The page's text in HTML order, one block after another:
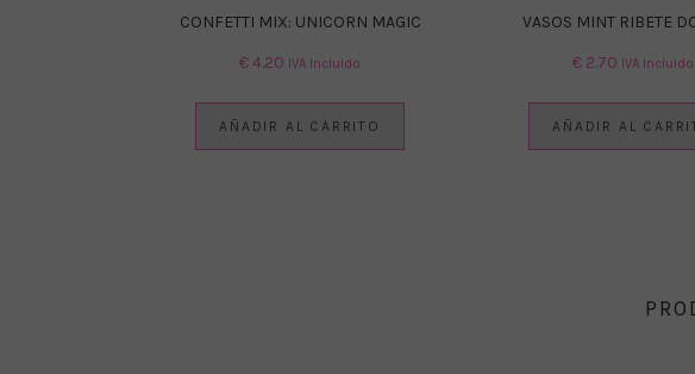
CONFETTI MIX: UNICORN MAGIC
€4.20 IVA Incluido
AÑADIR AL CARRITO
VASOS MINT RIBETE
€ 2.70 IVA Incluido
AÑADIR AL